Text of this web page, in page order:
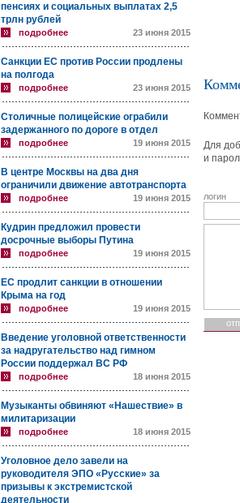
пенсиях и социальных выплатах 2,5
трлн рублей
подробнее 23 июня 2015
Санкции ЕС против России продлены
на полгода
подробнее 23 июня 2015
Столичные полицейские ограбили
задержанного по дороге в отдел
подробнее 19 июня 2015
В центре Москвы на два дня
ограничили движение автотранспорта
подробнее 19 июня 2015
Кудрин предложил провести
досрочные выборы Путина
подробнее 19 июня 2015
ЕС продлит санкции в отношении
Крыма на год
подробнее 19 июня 2015
Введение уголовной ответственности
за надругательство над гимном
России поддержал ВС РФ
подробнее 18 июня 2015
Музыканты обвиняют «Нашествие» в
милитаризации
подробнее 18 июня 2015
Уголовное дело завели на
руководителя ЭПО «Русские» за
призывы к экстремистской
деятельности
Для
и
логин